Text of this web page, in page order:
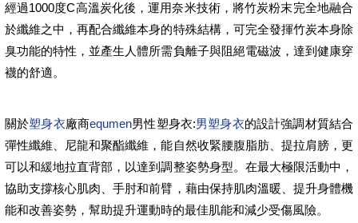
經過1000度C高溫炭化後，運用奈米技術，將竹炭粉末完全地融合
於纖維之中，再配合纖維本身的特殊結構，可完全發揮竹炭本身除
臭功能的特性，並產生人體所需負離子與阻絕電磁波，達到健康穿
襪的舒適。
關於塑身衣廠商equmen男性塑身衣:男塑身衣的設計強調材質結合
彈性纖維、尼龍和聚酯纖維，能自然收緊腰腹脂肪、提拉肩膀，更
可以和緩地拉直背部，以達到調整姿勢身型。在最大極限活動中，
協助支撐核心肌肉、手肘和前臂，藉由保持肌肉溫暖、提升身體機
能和改善姿勢，幫助提升運動時的最佳肌能和減少受傷風險。